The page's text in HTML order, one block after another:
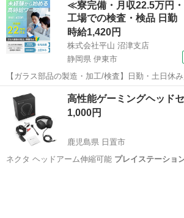
≪寮完備・月収22.5万円
工場での検査・検品 日勤
時給1,420円
株式会社平山 沼津支店
静岡県 伊東市
【ガラス部品の製造・加工/検査】日勤・土日休
豆でのんびりライフ♪ ガラス部品の製造・加工/検査 【株式会社平山で
の正社員採用（無期雇用派遣）となります】 「2人で同じ職場で働き
たい」 「仕事も休みも一...
静岡 伊東市 その他
高性能ゲーミングヘッド
1,000円
鹿児島県 日置市
ネクタ ヘッドアーム伸縮可能 プレイステーショ